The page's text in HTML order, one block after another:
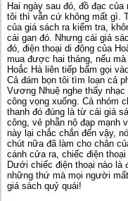
Hai ngày sau đó, đồ đạc
tôi thì vẫn cứ không mất gì.
của giá sách ra kiểm tra,
cái gan đó. Nhưng cái giá
đó, điện thoại di động của
mua được hai tháng, nếu
Hoắc Hà liên tiếp bấm gọi
Cả đám bọn tôi tìm loạn cả
Vương Nhuệ nghe thấy
công vọng xuống. Cả nhóm
thanh đó đúng là từ cái giá
công, vẻ phẫn nộ đạp mạnh
này lại chắc chắn đến vậy,
chút nữa đã làm cho chân
cánh cửa ra, chiếc điện
Dưới chiếc điện thoại nào
những thứ mà mọi người
giá sách quỷ quái!